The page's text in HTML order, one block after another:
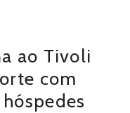
ao Tivoli
com